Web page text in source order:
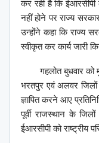
कर रही है कि ईआरसीपी
नहीं होने पर राज्य
उन्होंने कहा कि राज्य
स्वीकृत कर कार्य जारी
गहलोत बुधवार को
भरतपुर एवं अलवर जिलों
ज्ञापित करने आए
पूर्वी राजस्थान के
ईआरसीपी को राष्ट्रीय